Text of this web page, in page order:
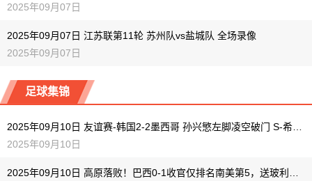
2025年09月07日
2025年09月07日 江苏联第11轮 苏州队vs盐城队 全场录像
2025年09月07日
足球集锦
2025年09月10日